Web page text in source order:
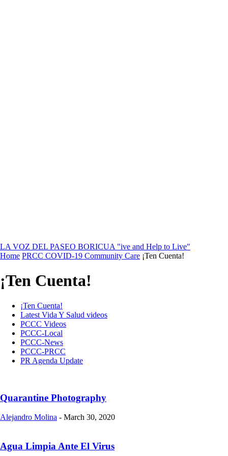
LA VOZ DEL PASEO BORICUA "ive and Help to Live"
Home PRCC COVID-19 Community Care ¡Ten Cuenta!
¡Ten Cuenta!
¡Ten Cuenta!
Latest Vida Y Salud videos
PCCC Videos
PCCC-Local
PCCC-News
PCCC-PRCC
PR Agenda Update
Quarantine Photography
Alejandro Molina - March 30, 2020
Agua Limpia Ante El Virus